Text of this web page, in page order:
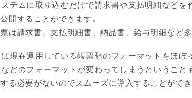
テムに取り込むだけで請求書や支払明細などを
開することができます。
は請求書、支払明細書、納品書、給与明細など多
は現在運用している帳票類のフォーマットをほぼ
どのフォーマットが変わってしまうということ
る必要がないのでスムーズに導入することができ